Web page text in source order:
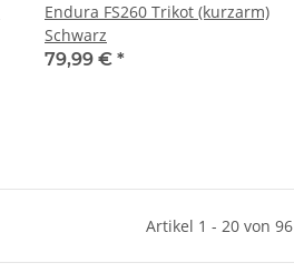
Endura FS260 Trikot (kurzarm)
Schwarz
79,99 € *
Artikel 1 - 20 von 96